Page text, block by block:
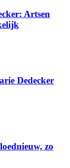
Artsen
Dedecker
zo